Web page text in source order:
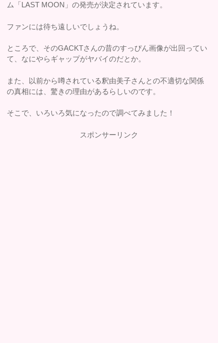
ム「LAST MOON」の発売が決定されています。
ファンには待ち遠しいでしょうね。
ところで、そのGACKTさんの昔のすっぴん画像が出回ってい
て、なにやらギャップがヤバイのだとか。
また、以前から噂されている釈由美子さんとの不適切な関係
の真相には、驚きの理由があるらしいのです。
そこで、いろいろ気になったので調べてみました！
スポンサーリンク